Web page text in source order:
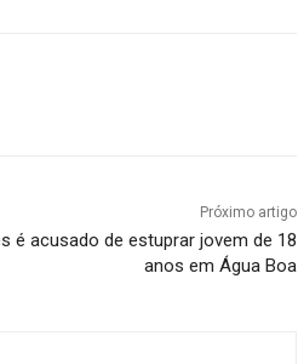
Próximo artigo
é acusado de estuprar jovem de 18
anos em Água Boa